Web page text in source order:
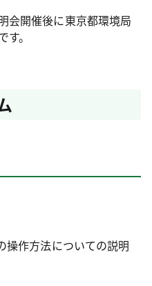
会開催後に東京都環境局
。
操作方法についての説明